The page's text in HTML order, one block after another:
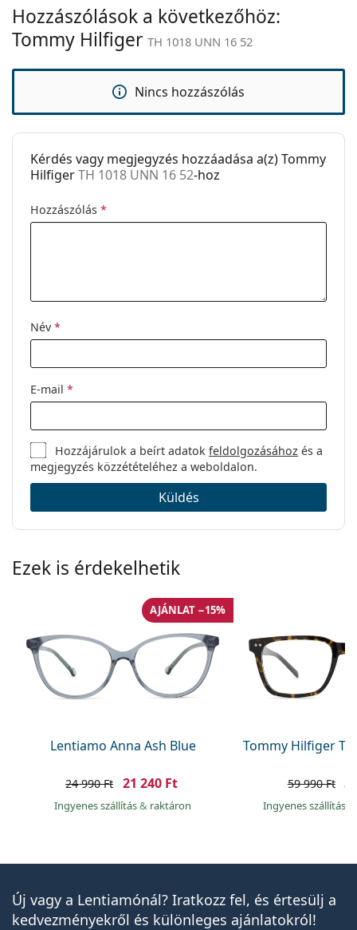
Ez orvostechnikai eszköz. Használat előtt olvasd el a
használati útmutatót.
Állítható
orrpárna:
Nem
Tok:
Igen
Tisztítókendő:
Igen
Egyéb
Kategória:
Hozzászólások a következőhöz:
Tommy Hilfiger TH 1018 UNN 16 52
Nincs hozzászólás
Kérdés vagy megjegyzés hozzáadása a(z) Tommy
HilfigerTH 1018 UNN 16 52-hoz
Hozzászólás *
Név *
E-mail *
Hozzájárulok a beírt adatokfeldolgozásához és a
megjegyzés közzétételéhez a weboldalon.
Küldés
Ezek is érdekelhetik
Lentiamo Anna Ash Blue
AJÁNLAT −15%
24 990 Ft 21 240 Ft
Ingyenes szállítás& raktáron
Tommy Hilfiger
59 990 Ft
Ingyenes szállítás
Új vagy a Lentiamónál? Iratkozz fel, és értesülj a
kedvezményekről és különleges ajánlatokról!